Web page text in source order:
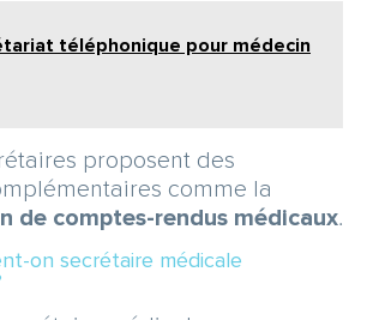
téléphonique pour médecin
proposent des
comme la
de comptes-rendus médicaux.
on secrétaire médicale